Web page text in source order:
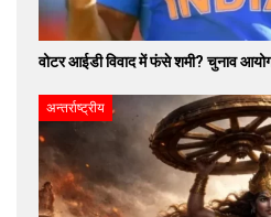
वोटर आईडी विवाद में फंसे शमी? चुनाव
अन्तर्राष्ट्रीय